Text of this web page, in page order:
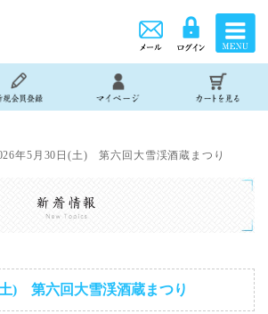
年5月30日(土) 第六回大雪渓酒蔵まつり
土) 第六回大雪渓酒蔵まつり